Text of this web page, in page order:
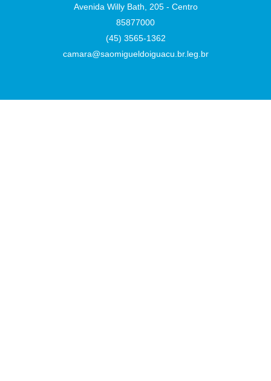
Avenida Willy Bath, 205 - Centro
85877000
(45) 3565-1362
camara@saomigueldoiguacu.br.leg.br